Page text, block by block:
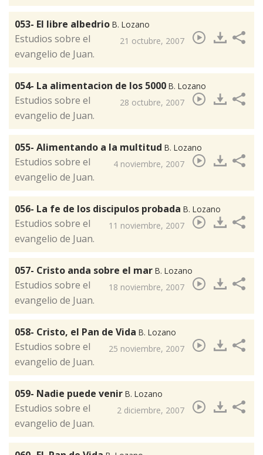
053- El libre albedrio B. Lozano
21 octubre, 2007
Estudios sobre el
evangelio de Juan.
054- La alimentacion de los 5000 B. Lozano
28 octubre, 2007
​Estudios sobre el
evangelio de Juan.
055- Alimentando a la multitud B. Lozano
4 noviembre, 2007
​Estudios sobre el
evangelio de Juan.
056- La fe de los discipulos probada B. Lozano
11 noviembre, 2007
​Estudios sobre el
evangelio de Juan.
057- Cristo anda sobre el mar B. Lozano
18 noviembre, 2007
​Estudios sobre el
evangelio de Juan.
058- Cristo, el Pan de Vida B. Lozano
25 noviembre, 2007
​Estudios sobre el
evangelio de Juan.
059- Nadie puede venir B. Lozano
2 diciembre, 2007
​Estudios sobre el
evangelio de Juan.